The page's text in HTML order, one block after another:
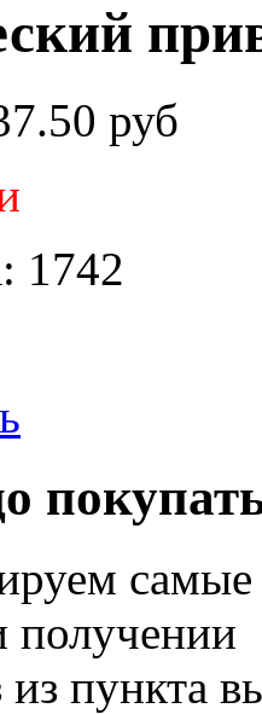
руб
1742
получении
пункта